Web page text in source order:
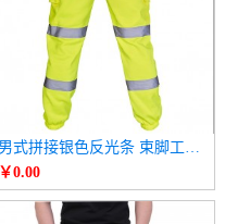
男式拼接银色反光条 束脚工装裤
￥0.00